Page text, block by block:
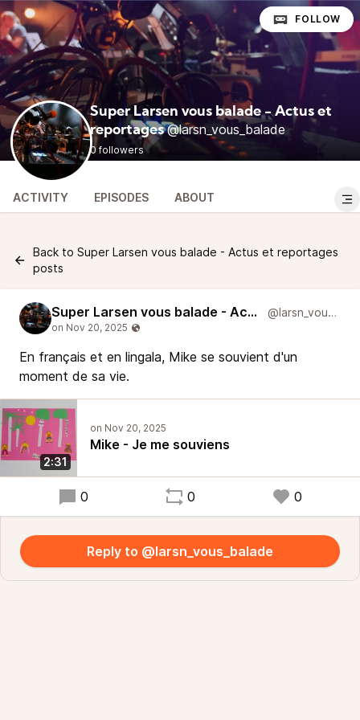
Super Larsen vous balade - Actus et
reportages @larsn_vous_balade
0 followers
FOLLOW
ACTIVITY EPISODES ABOUT
Back to Super Larsen vous balade - Actus et reportages
posts
Super Larsen vous balade - Actus et reportages @larsn_vous_balade
En français et en lingala, Mike se souvient d'un
moment de sa vie.
2:31
Mike - Je me souviens
0 0 0
Reply to @larsn_vous_balade